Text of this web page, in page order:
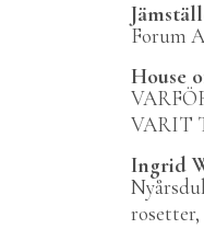
Forum
House
VARIT
Ingrid